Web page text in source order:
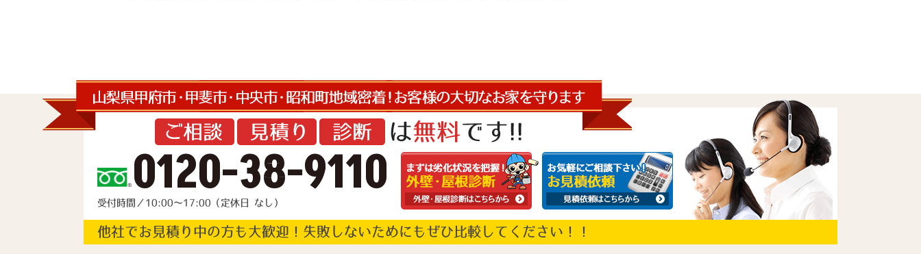
0120-38-9110
受付時間／10:00～17:00（定休日 なし）
他社でお見積り中の方も大歓迎！失敗しないためにもぜひ比較してください！！